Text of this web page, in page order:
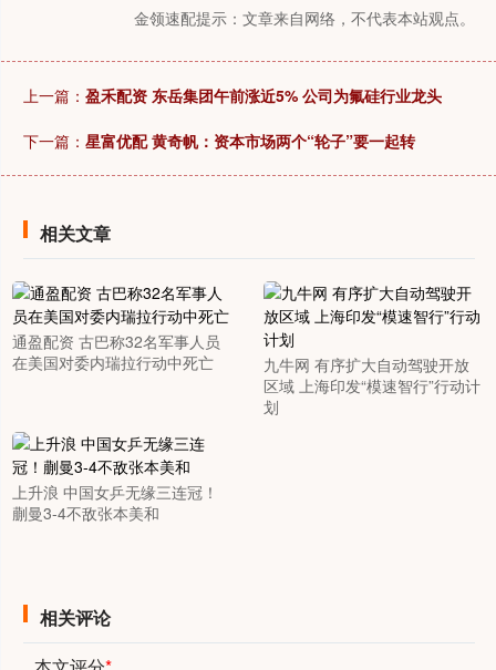
金领速配提示：文章来自网络，不代表本站观点。
上一篇： 盈禾配资 东岳集团午前涨近5% 公司为氟硅行业龙头
下一篇： 星富优配 黄奇帆：资本市场两个“轮子”要一起转
相关文章
通盈配资 古巴称32名军事人员
在美国对委内瑞拉行动中死亡
九牛网 有序扩大自动驾驶开放
区域 上海印发“模速智行”行动计
划
上升浪 中国女乒无缘三连冠！
蒯曼3-4不敌张本美和
相关评论